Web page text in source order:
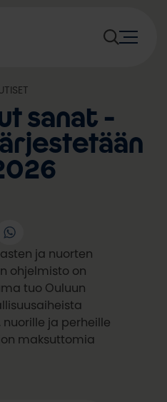
sanat -
WhatsApp
ja nuorten
ohjelmisto on
tuo Ouluun
ja perheille
maksuttomia